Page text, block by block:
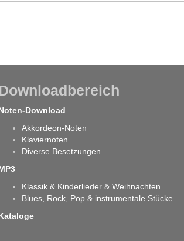
Download
Akkordeon-Noten
Klaviernoten
Diverse Besetzungen
Klassik & Kinderlieder & Weihnachten
Blues, Rock, Pop & instrumentale Stücke